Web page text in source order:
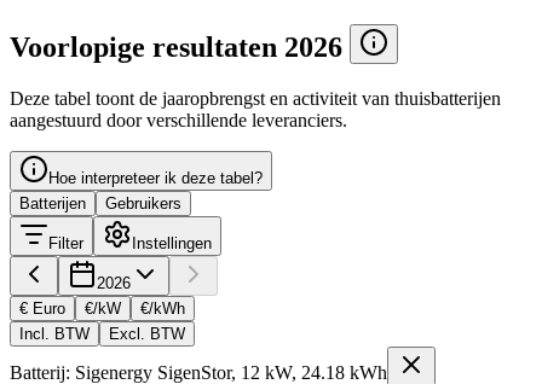
Voorlopige resultaten 2026
Deze tabel toont de jaaropbrengst en activiteit van thuisbatterijen
aangestuurd door verschillende leveranciers.
Hoe interpreteer ik deze tabel?
Batterijen
Gebruikers
Filter Instellingen
2026
€ Euro
€/kW
€/kWh
Incl. BTW
Excl. BTW
Batterij: Sigenergy SigenStor, 12 kW, 24.18 kWh